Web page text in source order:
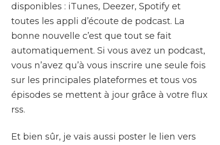
disponibles : iTunes, Deezer, Spotify et
toutes les appli d’écoute de podcast. La
bonne nouvelle c’est que tout se fait
automatiquement. Si vous avez un podcast,
vous n’avez qu’à vous inscrire une seule fois
sur les principales plateformes et tous vos
épisodes se mettent à jour grâce à votre flux
rss.
Et bien sûr, je vais aussi poster le lien vers